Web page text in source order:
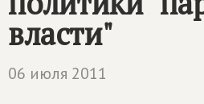
власти"
06 июля 2011